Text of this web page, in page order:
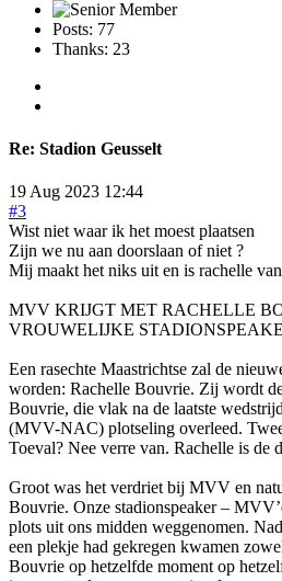
Posts: 77
Thanks: 23
Re: Stadion Geusselt
19 Aug 2023 12:44
#3
Wist niet waar ik het moest plaatsen
Zijn we nu aan doorslaan of niet ?
Mij maakt het niks uit en is rachelle
MVV KRIJGT MET RACHELLE
VROUWELIJKE
Een rasechte Maastrichtse zal de
worden: Rachelle Bouvrie. Zij wordt
Bouvrie, die vlak na de laatste
(MVV-NAC) plotseling overleed.
Toeval? Nee verre van. Rachelle is de
Groot was het verdriet bij MVV en
Bouvrie. Onze stadionspeaker –
plots uit ons midden weggenomen.
een plekje had gekregen kwamen
Bouvrie op hetzelfde moment op